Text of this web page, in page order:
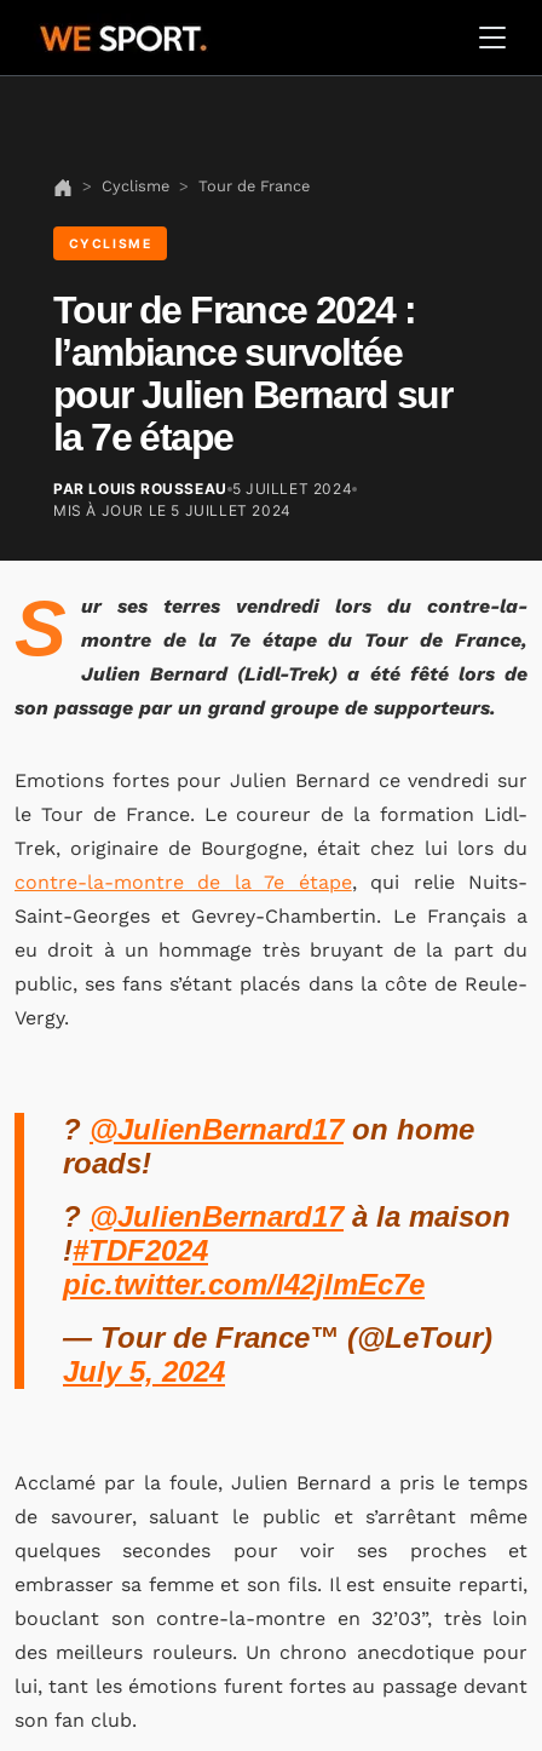
Cyclisme Tour de France
CYCLISME
Tour de France 2024 :
l’ambiance survoltée
pour Julien Bernard sur
la 7e étape
PAR LOUIS ROUSSEAU 5 JUILLET 2024
MIS À JOUR LE 5 JUILLET 2024
S
ur ses terres vendredi lors du contre-la-
montre de la 7e étape du Tour de France,
Julien Bernard (Lidl-Trek) a été fêté lors de
son passage par un grand groupe de supporteurs.
Emotions fortes pour Julien Bernard ce vendredi sur
le Tour de France. Le coureur de la formation Lidl-
Trek, originaire de Bourgogne, était chez lui lors du
contre-la-montre de la 7e étape, qui relie Nuits-
Saint-Georges et Gevrey-Chambertin. Le Français a
eu droit à un hommage très bruyant de la part du
public, ses fans s’étant placés dans la côte de Reule-
Vergy.
? @JulienBernard17on home
roads!
? @JulienBernard17à la maison
!#TDF2024
pic.twitter.com/I42jlmEc7e
— Tour de France™ (@LeTour)
July 5, 2024
Acclamé par la foule, Julien Bernard a pris le temps
de savourer, saluant le public et s’arrêtant même
quelques secondes pour voir ses proches et
embrasser sa femme et son fils. Il est ensuite reparti,
bouclant son contre-la-montre en 32’03”, très loin
des meilleurs rouleurs. Un chrono anecdotique pour
lui, tant les émotions furent fortes au passage devant
son fan club.